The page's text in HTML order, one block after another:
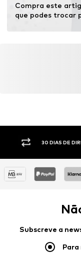
Compra este
que podes trocar
30 DIAS DE
Subscreve a